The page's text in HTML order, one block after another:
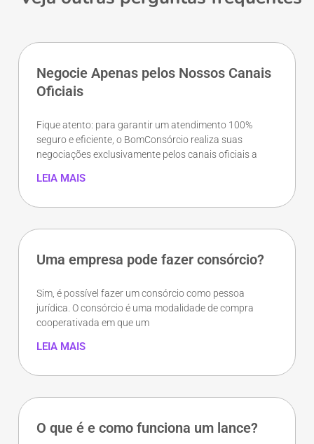
Negocie Apenas pelos Nossos Canais
Oficiais
Fique atento: para garantir um atendimento 100%
seguro e eficiente, o BomConsórcio realiza suas
negociações exclusivamente pelos canais oficiais a
LEIA MAIS
Uma empresa pode fazer consórcio?
Sim, é possível fazer um consórcio como pessoa
jurídica. O consórcio é uma modalidade de compra
cooperativada em que um
LEIA MAIS
O que é e como funciona um lance?